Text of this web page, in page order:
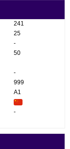
241
25
-
50
-
999
A1
-